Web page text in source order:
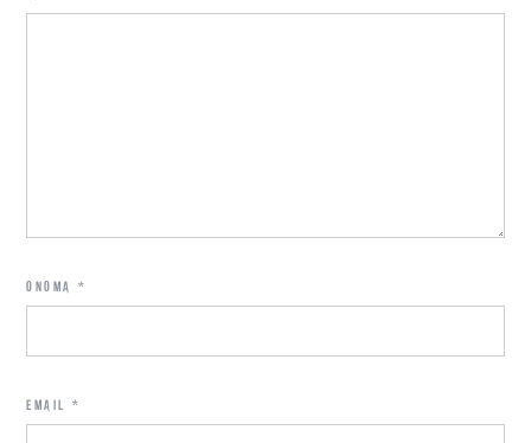
ΌΝΟΜΑ *
EMAIL *